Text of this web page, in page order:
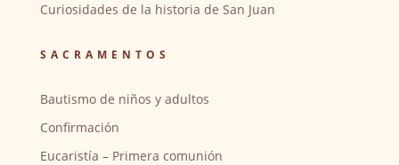
Curiosidades de la historia de San Juan
SACRAMENTOS
Bautismo de niños y adultos
Confirmación
Eucaristía – Primera comunión